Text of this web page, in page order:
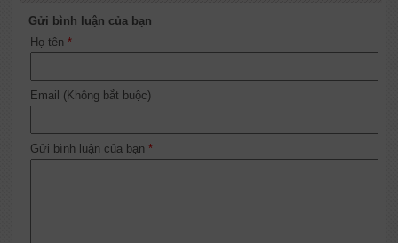
Gửi bình luận của bạn
Họ tên *
Email (Không bắt buộc)
Gửi bình luận của bạn *